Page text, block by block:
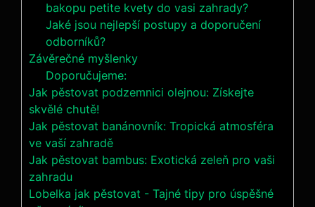
bakopu petite kvety do vasi zahrady?
Jaké jsou nejlepší postupy a doporučení
odborníků?
Závěrečné myšlenky
Doporučujeme:
Jak pěstovat podzemnici olejnou: Získejte
skvělé chutě!
Jak pěstovat banánovník: Tropická atmosféra
ve vaší zahradě
Jak pěstovat bambus: Exotická zeleň pro vaši
zahradu
Lobelka jak pěstovat - Tajné tipy pro úspěšné